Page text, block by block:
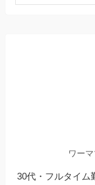
ワー
30代・フルタイム